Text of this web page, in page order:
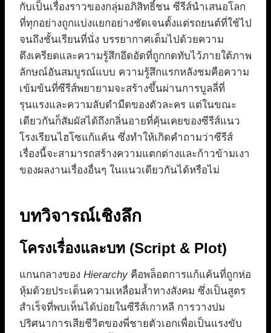
กับเป็นเรื่องราวของกลุ่มอภิสิทธิ์ชน ซีรีส์นำเสนอโลก
ที่ทุกอย่างถูกแบ่งแยกอย่างชัดเจนตั้งแต่รถยนต์ที่ใช้ไป
จนถึงชั้นเรียนที่นั่ง บรรยากาศเต็มไปด้วยความ
ตึงเครียดและความรู้สึกอึดอัดที่ถูกกดทับไว้ภายใต้ภาพ
ลักษณ์อันสมบูรณ์แบบ ความรู้สึกแรกหลังชมคือความ
เข้มข้นที่ซีรีส์พยายามจะสร้างขึ้นผ่านการบูลลี่ที่
รุนแรงและความลับดำมืดของตัวละคร แต่ในขณะ
เดียวกันก็สัมผัสได้ถึงกลิ่นอายที่คุ้นเคยของซีรีส์แนว
โรงเรียนไฮโซแก้แค้น ซึ่งทำให้เกิดคำถามว่าซีรีส์
เรื่องนี้จะสามารถสร้างความแตกต่างและก้าวข้ามเงา
ของผลงานเรื่องอื่นๆ ในแนวเดียวกันได้หรือไม่
บทวิจารณ์เชิงลึก
โครงเรื่องและบท (Script & Plot)
แกนกลางของ Hierarchy คือพล็อตการแก้แค้นที่ถูกห่อ
หุ้มด้วยประเด็นความเหลื่อมล้ำทางสังคม ซึ่งเป็นสูตร
สำเร็จที่พบเห็นได้บ่อยในซีรีส์เกาหลี การวางปม
ปริศนาการเสียชีวิตของพี่ชายตัวเอกเพื่อเป็นแรงขับ